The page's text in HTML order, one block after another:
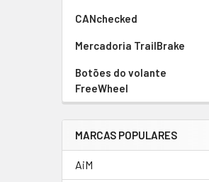
CANchecked
Mercadoria TrailBrake
Botões do volante
FreeWheel
MARCAS POPULARES
AiM